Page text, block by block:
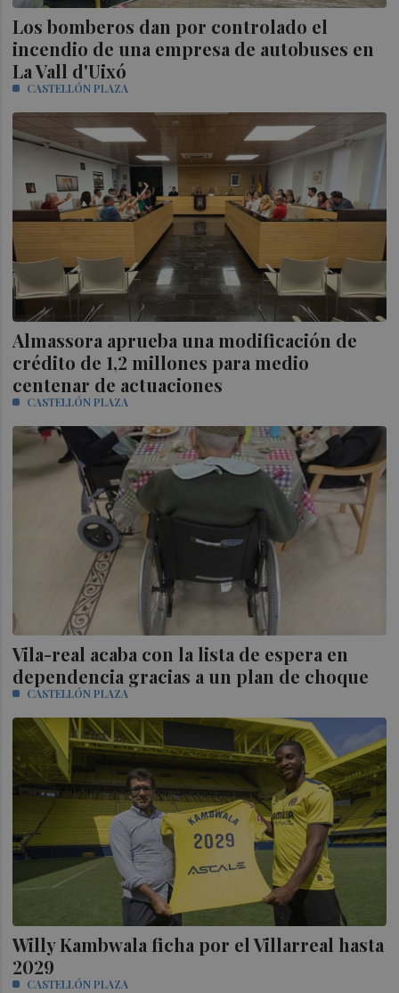
Los bomberos dan por controlado el
incendio de una empresa de autobuses en
La Vall d'Uixó
CASTELLÓN PLAZA
Almassora aprueba una modificación de
crédito de 1,2 millones para medio
centenar de actuaciones
CASTELLÓN PLAZA
Vila-real acaba con la lista de espera en
dependencia gracias a un plan de choque
CASTELLÓN PLAZA
Willy Kambwala ficha por el Villarreal hasta
2029
CASTELLÓN PLAZA